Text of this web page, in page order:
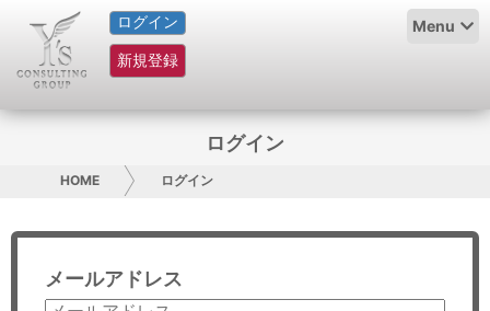
ログイン
新規登録
Menu
HOME
サービス紹介
グループ概要
採用情報
お問い合わせ
ログイン
HOME ログイン
メールアドレス